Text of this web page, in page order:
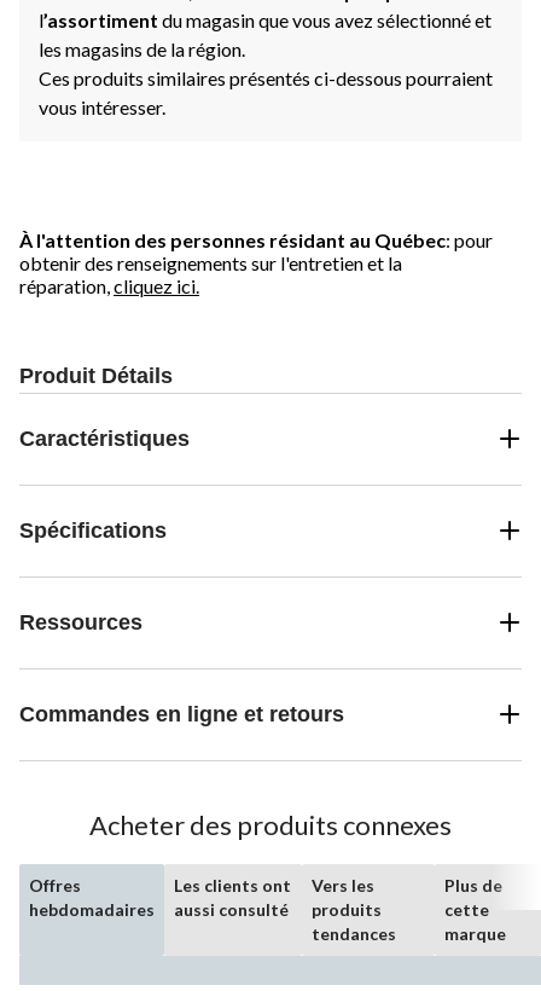
l’assortiment du magasin que vous avez sélectionné et
les magasins de la région.
Ces produits similaires présentés ci-dessous pourraient
vous intéresser.
À l'attention des personnes résidant au Québec: pour
obtenir des renseignements sur l'entretien et la
réparation, cliquez ici.
Produit Détails
Caractéristiques
Spécifications
Ressources
Commandes en ligne et retours
Acheter des produits connexes
Offres
hebdomadaires
Les clients ont
aussi consulté
Vers les
produits
tendances
Plus de
cette
marque